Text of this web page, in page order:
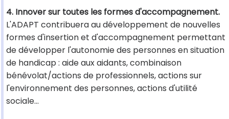
4. Innover sur toutes les formes d'accompagnement.
L'ADAPT contribuera au développement de nouvelles
formes d'insertion et d'accompagnement permettant
de développer l'autonomie des personnes en situation
de handicap : aide aux aidants, combinaison
bénévolat/actions de professionnels, actions sur
l'environnement des personnes, actions d'utilité
sociale...